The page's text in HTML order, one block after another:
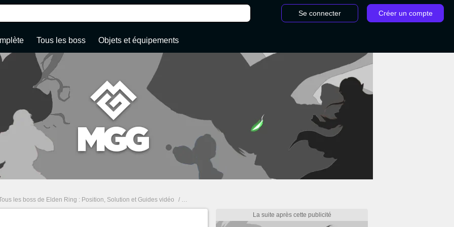
Se connecter Créer un compte
Tous les boss Objets et équipements
les boss de Elden Ring : Position, Solution et Guides vidéo / Souvenir d'Elden Elden Ring : toutes les récompenses